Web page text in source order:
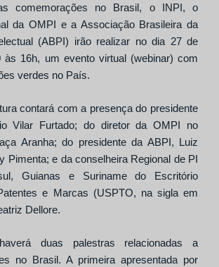
comemorações no Brasil, o INPI, o
da OMPI e a Associação Brasileira da
(ABPI) irão realizar no dia 27 de
às 16h, um evento virtual (webinar) com
verdes no País.
contará com a presença do presidente
Vilar Furtado; do diretor da OMPI no
Aranha; do presidente da ABPI, Luiz
Pimenta; e da conselheira Regional de PI
Guianas e Suriname do Escritório
e Marcas (USPTO, na sigla em
Dellore.
duas palestras relacionadas a
no Brasil. A primeira apresentada por